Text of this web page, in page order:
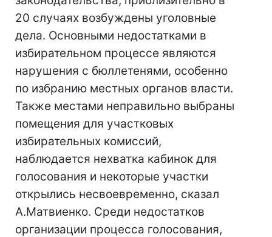
20 случаях возбуждены уголовные
дела. Основными недостатками в
избирательном процессе являются
нарушения с бюллетенями, особенно
по избранию местных органов власти.
Также местами неправильно выбраны
помещения для участковых
избирательных комиссий,
наблюдается нехватка кабинок для
голосования и некоторые участки
открылись несвоевременно, сказал
А.Матвиенко. Среди недостатков
организации процесса голосования,